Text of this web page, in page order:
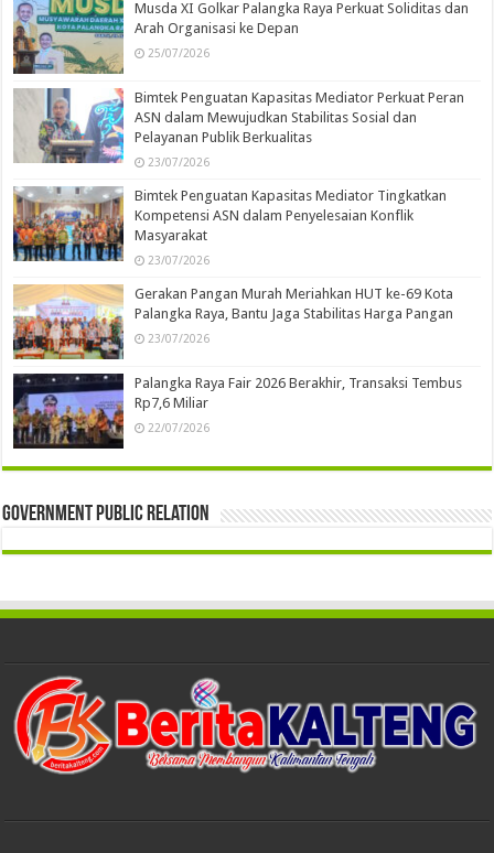
Musda XI Golkar Palangka Raya Perkuat Soliditas dan
Arah Organisasi ke Depan
25/07/2026
Bimtek Penguatan Kapasitas Mediator Perkuat Peran
ASN dalam Mewujudkan Stabilitas Sosial dan
Pelayanan Publik Berkualitas
23/07/2026
Bimtek Penguatan Kapasitas Mediator Tingkatkan
Kompetensi ASN dalam Penyelesaian Konflik
Masyarakat
23/07/2026
Gerakan Pangan Murah Meriahkan HUT ke-69 Kota
Palangka Raya, Bantu Jaga Stabilitas Harga Pangan
23/07/2026
Palangka Raya Fair 2026 Berakhir, Transaksi Tembus
Rp7,6 Miliar
22/07/2026
Government Public Relation